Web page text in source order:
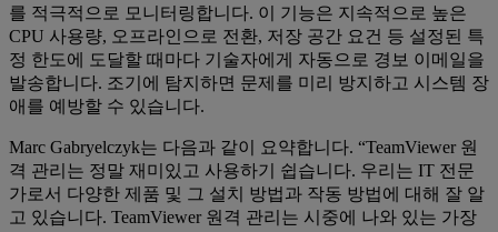
를 적극적으로 모니터링합니다. 이 기능은 지속적으로 높은
CPU 사용량, 오프라인으로 전환, 저장 공간 요건 등 설정된 특
정 한도에 도달할 때마다 기술자에게 자동으로 경보 이메일을
발송합니다. 조기에 탐지하면 문제를 미리 방지하고 시스템 장
애를 예방할 수 있습니다.
Marc Gabryelczyk는 다음과 같이 요약합니다. “TeamViewer 원
격 관리는 정말 재미있고 사용하기 쉽습니다. 우리는 IT 전문
가로서 다양한 제품 및 그 설치 방법과 작동 방법에 대해 잘 알
고 있습니다. TeamViewer 원격 관리는 시중에 나와 있는 가장